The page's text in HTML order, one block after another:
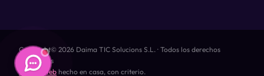
Copyright© 2026 Daima TIC Solucions S.L. · Todos los derechos
reservados
Diseño Web hecho en casa, con criterio.